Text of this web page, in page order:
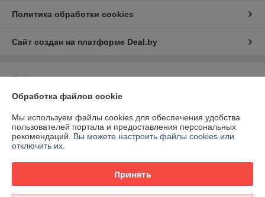
Политика обработки cookies
Сайт создан на платформе Deal.by
Информация для покупателя
Юридическое лицо:Общество с ограниченной ответственностью "2БС"
Ленинская 70/2
Регистрационный номер ЕГР: 391520404
Регистрационный орган: Витебский РИК
Обработка файлов cookie
Мы используем файлы cookies для обеспечения удобства
пользователей портала и предоставления персональных
рекомендаций. Вы можете настроить файлы cookies или
отключить их.
Принять